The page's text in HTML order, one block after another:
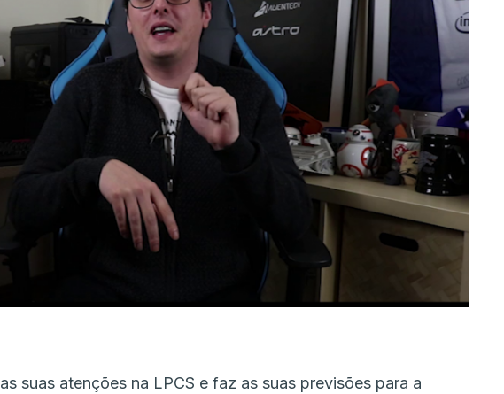
suas atenções na LPCS e faz as suas previsões para a